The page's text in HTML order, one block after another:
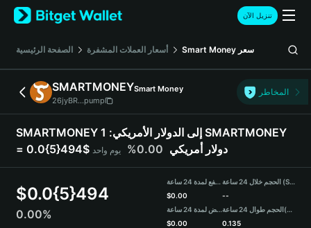
English
日本語
Русский
Español (Latinoamérica)
Türkçe
Deutsch
简体中文
Português (Portugal)
Bahasa Indonesia
تنزيل الآن
الصفحة الرئيسية أسعار العملات المشفرة Smart Money سعر
SMARTMONEYSmart Money
26jyBR...pump
المخاطر
SMARTMONEY إلى الدولار الأمريكي: 1 SMARTMONEY
= 0.0{5}494$ دولار أمريكي 0.00% يوم واحد
$0.0{5}494
0.00%
مرتفع لمدة 24 ساعة
$0.00
منخفض لمدة 24 ساعة
$0.00
الحجم خلال 24 ساعة (SMARTMONEY)
--
الحجم طوال 24 ساعة(USDT)
0.135